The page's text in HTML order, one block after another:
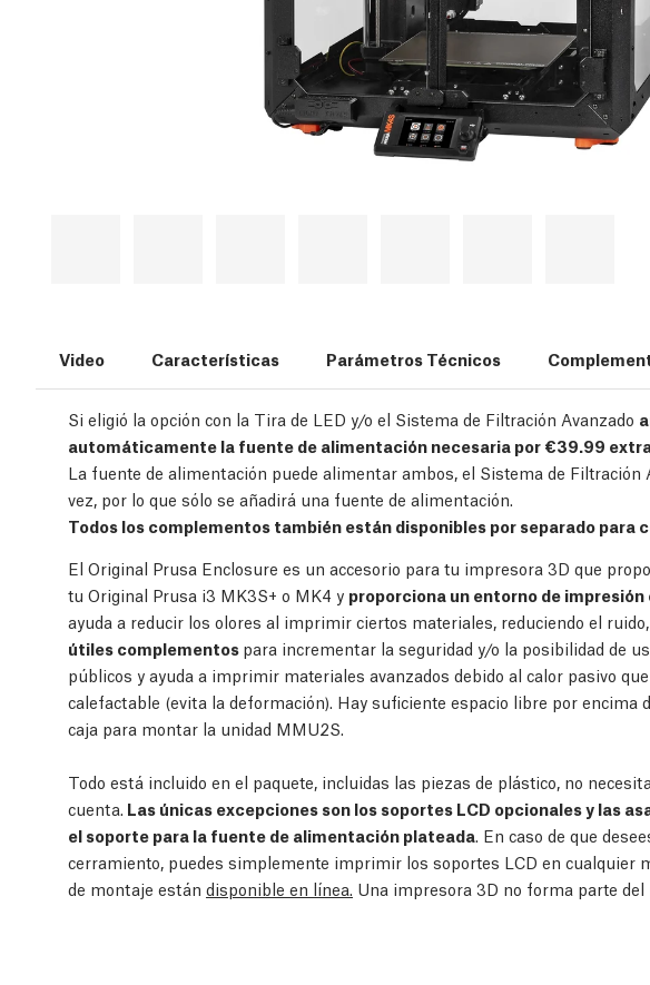
Video Características Parámetros Técnicos
Si eligió la opción con la Tira de LED y/o el Sistema de Filtración Avanzado
automáticamente la fuente de alimentación necesaria por €39.99
La fuente de alimentación puede alimentar ambos, el Sistema de Filtración
vez, por lo que sólo se añadirá una fuente de alimentación.
Todos los complementos también están disponibles por separado para
El Original Prusa Enclosure es un accesorio para tu impresora 3D que
tu Original Prusa i3 MK3S+ o MK4 y proporciona un entorno de
ayuda a reducir los olores al imprimir ciertos materiales, reduciendo el ruido,
útiles complementos para incrementar la seguridad y/o la posibilidad de
públicos y ayuda a imprimir materiales avanzados debido al calor pasivo
calefactable (evita la deformación). Hay suficiente espacio libre por encima
caja para montar la unidad MMU2S.
Todo está incluido en el paquete, incluidas las piezas de plástico, no
cuenta. Las únicas excepciones son los soportes LCD opcionales y las
el soporte para la fuente de alimentación plateada. En caso de que
cerramiento, puedes simplemente imprimir los soportes LCD en cualquier
de montaje están disponible en línea. Una impresora 3D no forma parte del